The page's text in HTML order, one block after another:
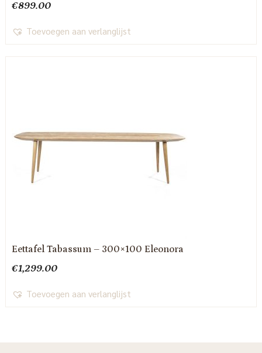
€899.00
Toevoegen aan verlanglijst
Eettafel Tabassum – 300×100 Eleonora
€1,299.00
Toevoegen aan verlanglijst